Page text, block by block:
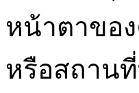
หน้าตาขอ
หรือสถาน